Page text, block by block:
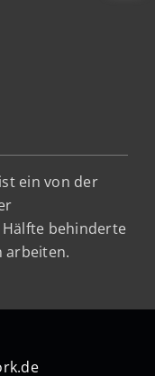
ein von der
behinderte
arbeiten.